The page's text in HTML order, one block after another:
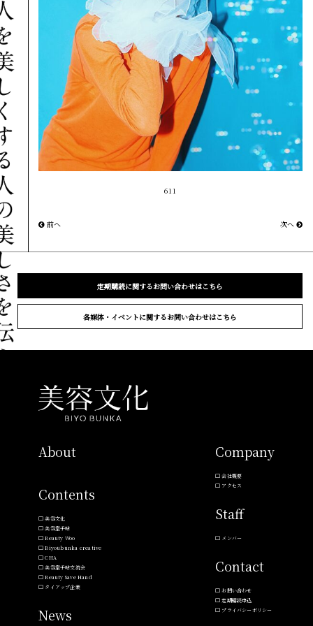
611
前へ 次へ
定期購読に関するお問い合わせはこちら
各媒体・イベントに関するお問い合わせはこちら
About
Contents
美容文化
美容室手帖
Beauty Woo
Biyoubunka creative
CHA
美容室手帖交流会
Beauty Save Hand
タイアップ企業
News
Company
会社概要
アクセス
Staff
メンバー
Contact
お問い合わせ
定期購読申込
プライバシーポリシー